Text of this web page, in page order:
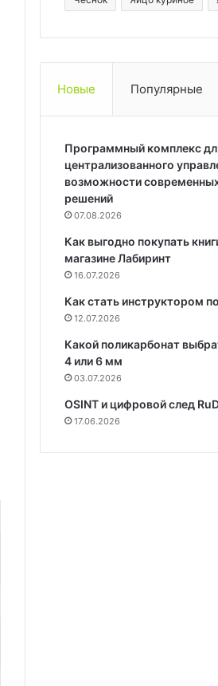
Новые Популярные
Программный комплекс
централизованного
возможности
решений
07.08.2026
Как выгодно покупать
магазине Лабиринт
16.07.2026
Как стать инструктором
12.07.2026
Какой поликарбонат
4 или 6 мм
03.07.2026
OSINT и цифровой след
17.06.2026